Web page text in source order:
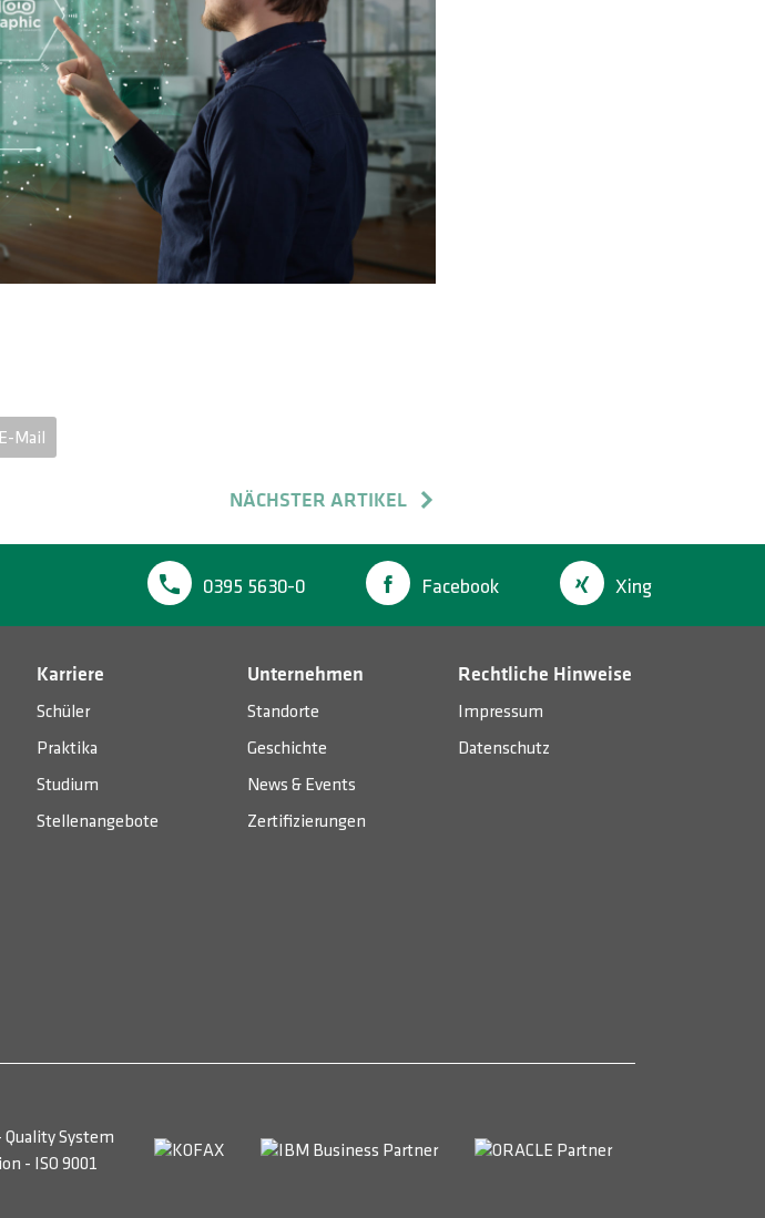
E-Mail
NÄCHSTER ARTIKEL
0395 5630-0 Facebook Xing
Karriere
Schüler
Praktika
Studium
Stellenangebote
Unternehmen
Standorte
Geschichte
News & Events
Zertifizierungen
Rechtliche Hinweise
Impressum
Datenschutz